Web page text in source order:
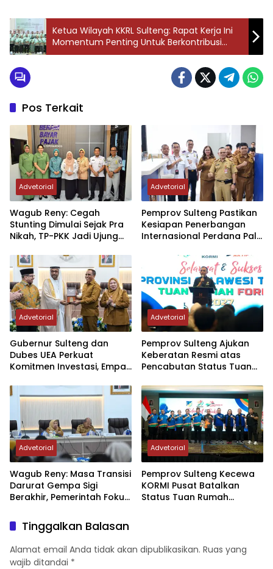
Ketua Wilayah KKRL Sulteng: Rapat Kerja Ini
Momentum Penting Untuk Berkontribusi
Dalam Pembangunan Sulteng Ke
Pos Terkait
Advetorial
Wagub Reny: Cegah
Stunting Dimulai Sejak Pra
Nikah, TP-PKK Jadi Ujung
Advetorial
Pemprov Sulteng Pastikan
Kesiapan Penerbangan
Internasional Perdana Palu
Advetorial
Gubernur Sulteng dan
Dubes UEA Perkuat
Komitmen Investasi, Empat
Advetorial
Pemprov Sulteng Ajukan
Keberatan Resmi atas
Pencabutan Status Tuan
2027
Advetorial
Wagub Reny: Masa Transisi
Darurat Gempa Sigi
Berakhir, Pemerintah Fokus
Advetorial
Pemprov Sulteng Kecewa
KORMI Pusat Batalkan
Status Tuan Rumah
Tinggalkan Balasan
Alamat email Anda tidak akan dipublikasikan. Ruas yang
wajib ditandai *